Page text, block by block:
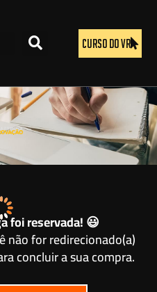
CURSO DO VR
foi reservada! 😃
não for redirecionado(a)
concluir a sua compra.